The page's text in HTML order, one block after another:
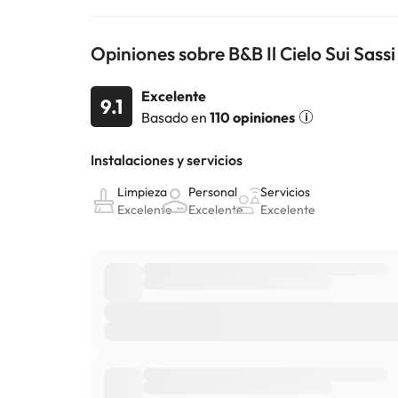
Opiniones sobre B&B Il Cielo Sui Sassi
9.1
Excelente
Basado en 110 opiniones